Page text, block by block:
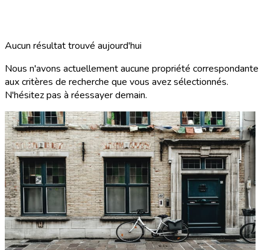
Aucun résultat trouvé aujourd'hui
Nous n'avons actuellement aucune propriété correspondante
aux critères de recherche que vous avez sélectionnés.
N'hésitez pas à réessayer demain.